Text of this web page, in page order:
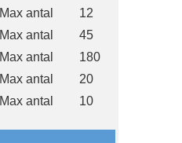
Max antal
12
Max antal
45
Max antal
180
Max antal
20
Max antal 10